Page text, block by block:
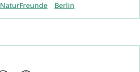
NaturFreunde Berlin